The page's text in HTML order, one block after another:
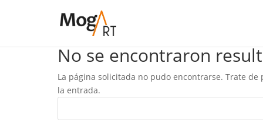
No se encontraron
La página solicitada no pudo encontrarse. Trate
la entrada.